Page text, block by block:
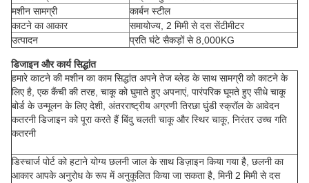
मशीन सामग्री
कार्बन स्टील
काटने का आकार
समायोज्य, 2 मिमी से दस सेंटीमीटर
उत्पादन
प्रति घंटे सैकड़ों से 8,000KG
डिजाइन और कार्य सिद्धांत
हमारे काटने की मशीन का काम सिद्धांत अपने तेज ब्लेड के साथ सामग्री को काटने के
लिए है, एक कैंची की तरह, चाकू को घुमाते हुए अपनाएं, पारंपरिक घूमते हुए सीधे चाकू
बोर्ड के उन्मूलन के लिए देशी, अंतरराष्ट्रीय अग्रणी तिरछा घुंडी स्क्रॉल के आवेदन
कतरनी डिजाइन को पूरा करते हैं बिंदु चलती चाकू और स्थिर चाकू, निरंतर उच्च गति
कतरनी
डिस्चार्ज पोर्ट को हटाने योग्य छलनी जाल के साथ डिज़ाइन किया गया है, छलनी का
आकार आपके अनुरोध के रूप में अनुकूलित किया जा सकता है, मिनी 2 मिमी से दस